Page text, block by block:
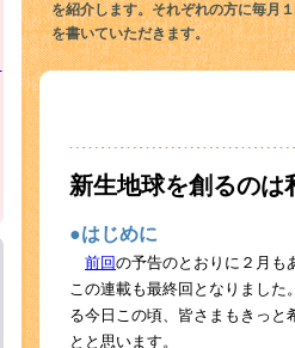
を紹介します。それぞれの方に毎月
を書いていただきます。
新生地球を創るのは
●はじめに
前回の予告のとおりに２月も
この連載も最終回となりました
る今日この頃、皆さまもきっと
とと思います。